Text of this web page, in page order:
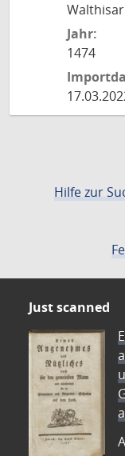
Jahr:
1474
Hilfe zur
Just scanned